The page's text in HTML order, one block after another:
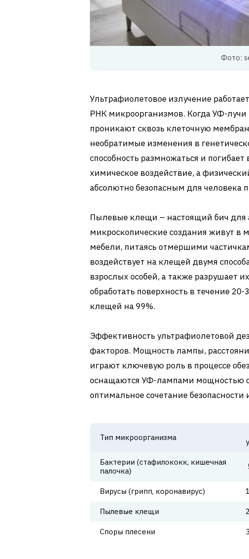
Фото:
Ультрафиолетовое излучение
РНК микроорганизмов. Когда УФ-
проникают сквозь клеточную
необратимые изменения в
способность размножаться и
химическое воздействие, а
абсолютно безопасным для человека
Пылевые клещи – настоящий бич для
микроскопические создания живут в
мебели, питаясь отмершими
воздействует на клещей двумя
взрослых особей, а также разрушает
обработать поверхность в течение
клещей на 99%.
Эффективность ультрафиолетовой
факторов. Мощность лампы,
играют ключевую роль в процессе
оснащаются УФ-лампами мощностью
оптимальное сочетание безопасности
Тип микроорганизма
Бактерии (стафилококк, кишечная
палочка)
Вирусы (грипп, коронавирус)
Пылевые клещи
Споры плесени